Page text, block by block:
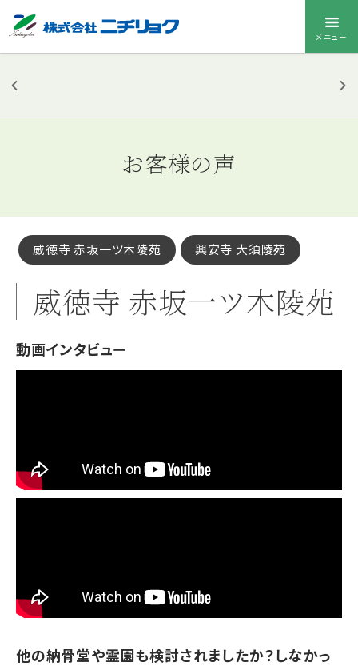
メニュー
お客様の声
威徳寺 赤坂一ツ木陵苑 興安寺 大須陵苑
威徳寺 赤坂一ツ木陵苑
動画インタビュー
他の納骨堂や霊園も検討されましたか？しなかっ